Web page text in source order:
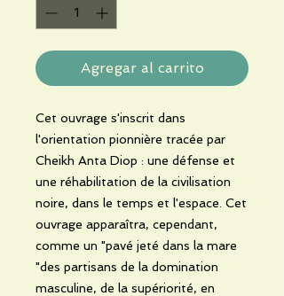
Agregar al carrito
Cet ouvrage s'inscrit dans
l'orientation pionnière tracée par
Cheikh Anta Diop : une défense et
une réhabilitation de la civilisation
noire, dans le temps et l'espace. Cet
ouvrage apparaîtra, cependant,
comme un "pavé jeté dans la mare
"des partisans de la domination
masculine, de la supériorité, en